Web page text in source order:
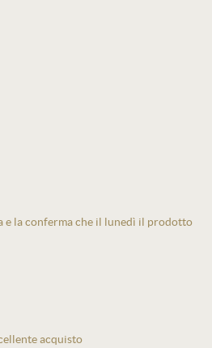
e la conferma che il lunedì il prodotto
acquisto